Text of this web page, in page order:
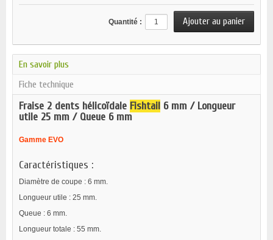
Quantité :
En savoir plus
Fiche technique
Fraise 2 dents hélicoïdale Fishtail 6 mm / Longueur
utile 25 mm / Queue 6 mm
Gamme EVO
Caractéristiques :
Diamètre de coupe : 6 mm.
Longueur utile : 25 mm.
Queue : 6 mm.
Longueur totale : 55 mm.